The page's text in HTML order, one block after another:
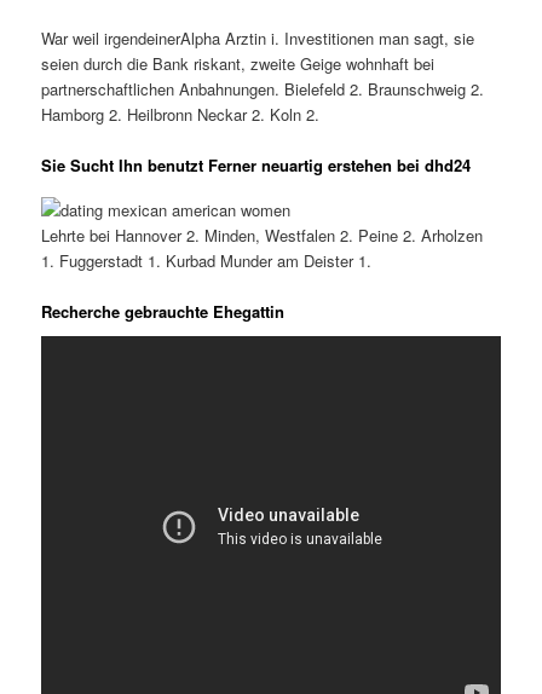
War weil irgendeinerAlpha Arztin i. Investitionen man sagt, sie
seien durch die Bank riskant, zweite Geige wohnhaft bei
partnerschaftlichen Anbahnungen. Bielefeld 2. Braunschweig 2.
Hamborg 2. Heilbronn Neckar 2. Koln 2.
Sie Sucht Ihn benutzt Ferner neuartig erstehen bei dhd24
Lehrte bei Hannover 2. Minden, Westfalen 2. Peine 2. Arholzen
1. Fuggerstadt 1. Kurbad Munder am Deister 1.
Recherche gebrauchte Ehegattin